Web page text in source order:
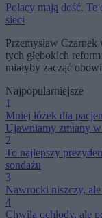
Polacy mają dość.
sieci
Przemysław
tych głębokich
miałyby zacząć
Najpopularniejsze
1
Mniej łóżek dla
Ujawniamy zmiany
2
To najlepszy
sondażu
3
Nawrocki niszczy,
4
Chwila ochłody, ale